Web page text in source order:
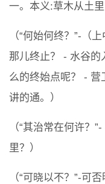
一。本义:草木从土里
（“何始何终？”-（
那儿终止？ - 水谷
么的终始点呢？ - 营
讲的通。）
（“其治常在何许？
里？）
（“可晓以不？”-可